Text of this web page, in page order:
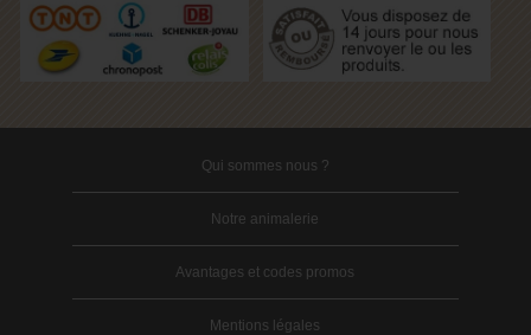
Qui sommes nous ?
Notre animalerie
Avantages et codes promos
Mentions légales